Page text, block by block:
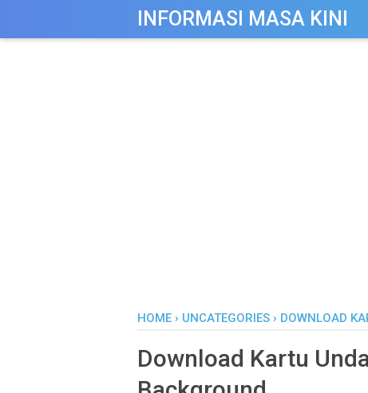
INFORMASI MASA KINI
HOME › UNCATEGORIES › DOWNLOAD
Download Kartu